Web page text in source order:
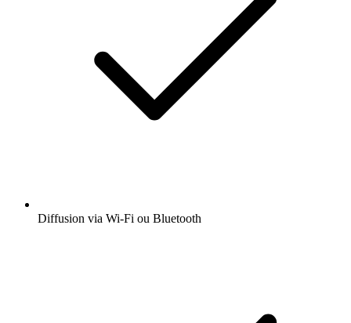
Diffusion via Wi-Fi ou Bluetooth